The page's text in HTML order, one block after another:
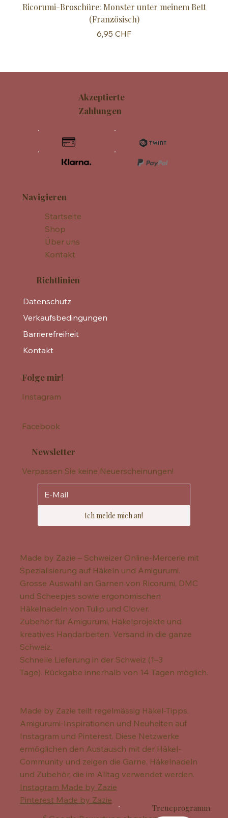
Ricorumi-Broschüre: Monster unter meinem Bett
(Französisch)
Preis
6,95 CHF
Navigieren
Startseite
Shop
Über uns
Kontakt
Richtlinien
Datenschutz
Verkaufsbedingungen
Barrierefreiheit
Kontakt
Folge mir!
Instagram
Facebook
Newsletter
Verpassen Sie keine Neuerscheinungen!
Ich melde mich an!
Made by Zazie – Schweizer Online-Mercerie mit
Spezialisierung auf Häkeln und Amigurumi.
Grosse Auswahl an Garnen von Ricorumi, DMC
und Scheepjes sowie ergonomischen
Häkelnadeln von Tulip und Clover.
Zubehör für Amigurumi, Häkelprojekte und
kreatives Handarbeiten. Versand in die ganze
Schweiz.
Schnelle Lieferung in der Schweiz (1–3
Tage). Rückgabe innerhalb von 14 Tagen möglich.
Made by Zazie teilt regelmässig Häkel-Tipps,
Amigurumi-Inspirationen und Neuheiten auf
Instagram und Pinterest. Diese Netzwerke
ermöglichen den Austausch mit der Häkel-
Community und zeigen die Garne, Häkelnadeln
und Zubehör, die im Alltag verwendet werden.
Instagram Made by Zazie
Pinterest Made by Zazie
Akzeptierte
Zahlungen
Treueprogramm